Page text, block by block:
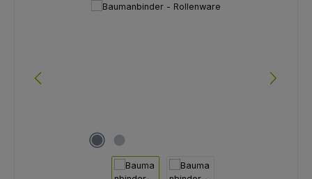
Bildergalerie überspringen